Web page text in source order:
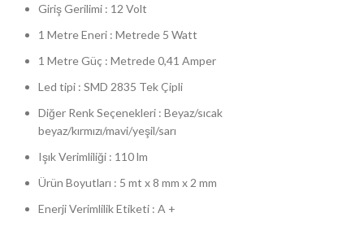
Giriş Gerilimi : 12 Volt
1 Metre Eneri : Metrede 5 Watt
1 Metre Güç : Metrede 0,41 Amper
Led tipi : SMD 2835 Tek Çipli
Diğer Renk Seçenekleri : Beyaz/sıcak
beyaz/kırmızı/mavi/yeşil/sarı
Işık Verimliliği : 110 lm
Ürün Boyutları : 5 mt x 8 mm x 2 mm
Enerji Verimlilik Etiketi : A +